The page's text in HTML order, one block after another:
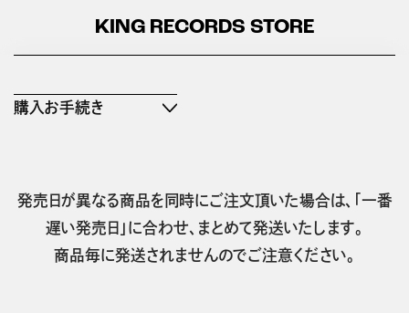
KING RECORDS STORE
購入お手続き
発売日が異なる商品を同時にご注文頂いた場合は、「一番
遅い発売日」に合わせ、まとめて発送いたします。
商品毎に発送されませんのでご注意ください。